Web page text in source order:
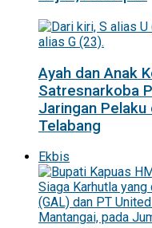
Ayah dan Anak
Satresnarkoba
Jaringan
Telabang
Ekbis